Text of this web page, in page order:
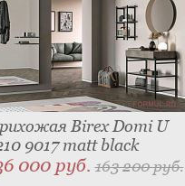
Birex Domi U
9017 matt black
000 руб.163 200 руб.